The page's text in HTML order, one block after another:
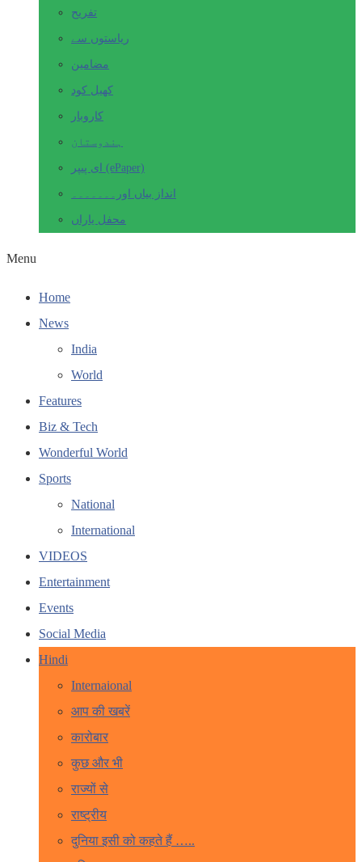
تفریح
ریاستوں سے
مضامین
کھیل کود
کاروبار
ہندوستان
ای پیپر (ePaper)
انداز بیاں اور۔۔۔۔۔۔۔
محفل یاراں
Menu
Home
News
India
World
Features
Biz & Tech
Wonderful World
Sports
National
International
VIDEOS
Entertainment
Events
Social Media
Hindi
Internaional
आप की खबरें
कारोबार
कुछ और भी
राज्यों से
राष्ट्रीय
दुनिया इसी को कहते हैं …..